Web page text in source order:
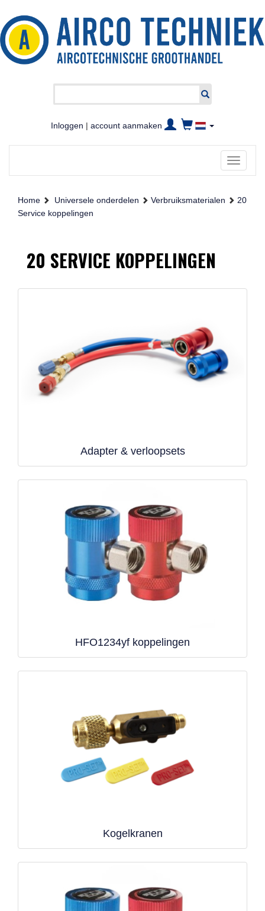
Inloggen | account aanmaken
Toggle
Home Universele onderdelen Verbruiksmaterialen
20
Service koppelingen
20 SERVICE KOPPELINGEN
Adapter & verloopsets
HFO1234yf koppelingen
Kogelkranen